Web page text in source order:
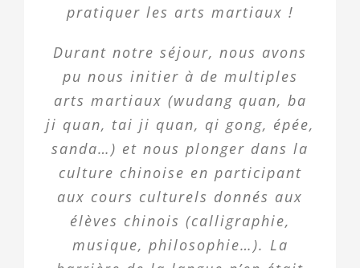
pratiquer les arts martiaux !
Durant notre séjour, nous avons
pu nous initier à de multiples
arts martiaux (wudang quan, ba
ji quan, tai ji quan, qi gong, épée,
sanda…) et nous plonger dans la
culture chinoise en participant
aux cours culturels donnés aux
élèves chinois (calligraphie,
musique, philosophie…). La